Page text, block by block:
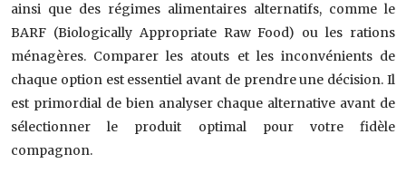
ainsi que des régimes alimentaires alternatifs, comme le
BARF (Biologically Appropriate Raw Food) ou les rations
ménagères. Comparer les atouts et les inconvénients de
chaque option est essentiel avant de prendre une décision. Il
est primordial de bien analyser chaque alternative avant de
sélectionner le produit optimal pour votre fidèle
compagnon.